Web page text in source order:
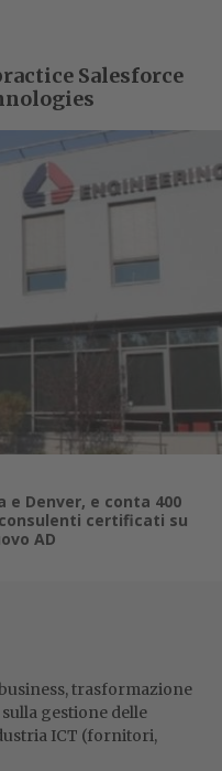
Salesforce
e Denver, e conta 400
certificati su
AD
trasformazione
gestione delle
ICT (fornitori,